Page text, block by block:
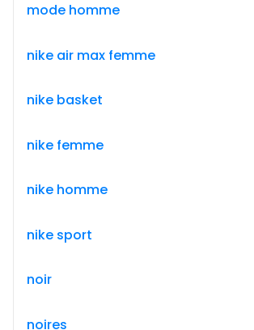
mode homme
nike air max femme
nike basket
nike femme
nike homme
nike sport
noir
noires